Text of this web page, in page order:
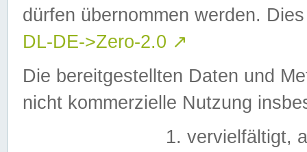
dürfen übernommen werden.
DL-DE->Zero-2.0 ↗
Die bereitgestellten Daten und
nicht kommerzielle Nutzung
vervielfältigt,